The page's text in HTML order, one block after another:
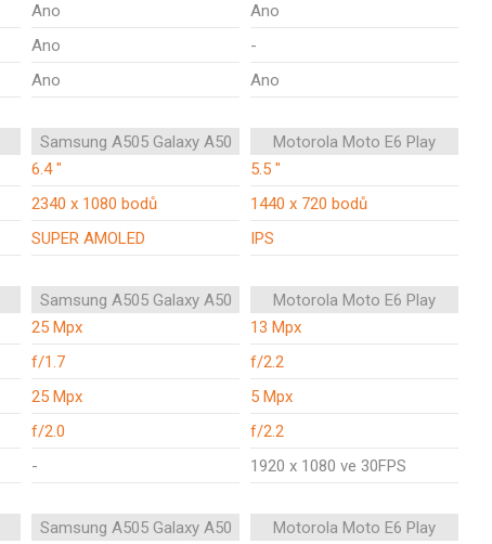
Ano
Ano
Ano
-
Ano Ano
Samsung A505 Galaxy A50
Motorola Moto E6 Play
6.4 "
5.5 "
2340 x 1080 bodů
1440 x 720 bodů
SUPER AMOLED IPS
Samsung A505 Galaxy A50
Motorola Moto E6 Play
25 Mpx
13 Mpx
f/1.7
f/2.2
25 Mpx
5 Mpx
f/2.0
f/2.2
- 1920 x 1080 ve 30FPS
Samsung A505 Galaxy A50
Motorola Moto E6 Play